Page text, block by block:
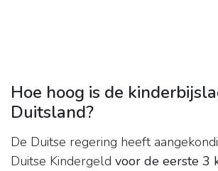
Hoe hoog is de
Duitsland?
De Duitse regering heeft
Duitse Kindergeld voor de eerste 3